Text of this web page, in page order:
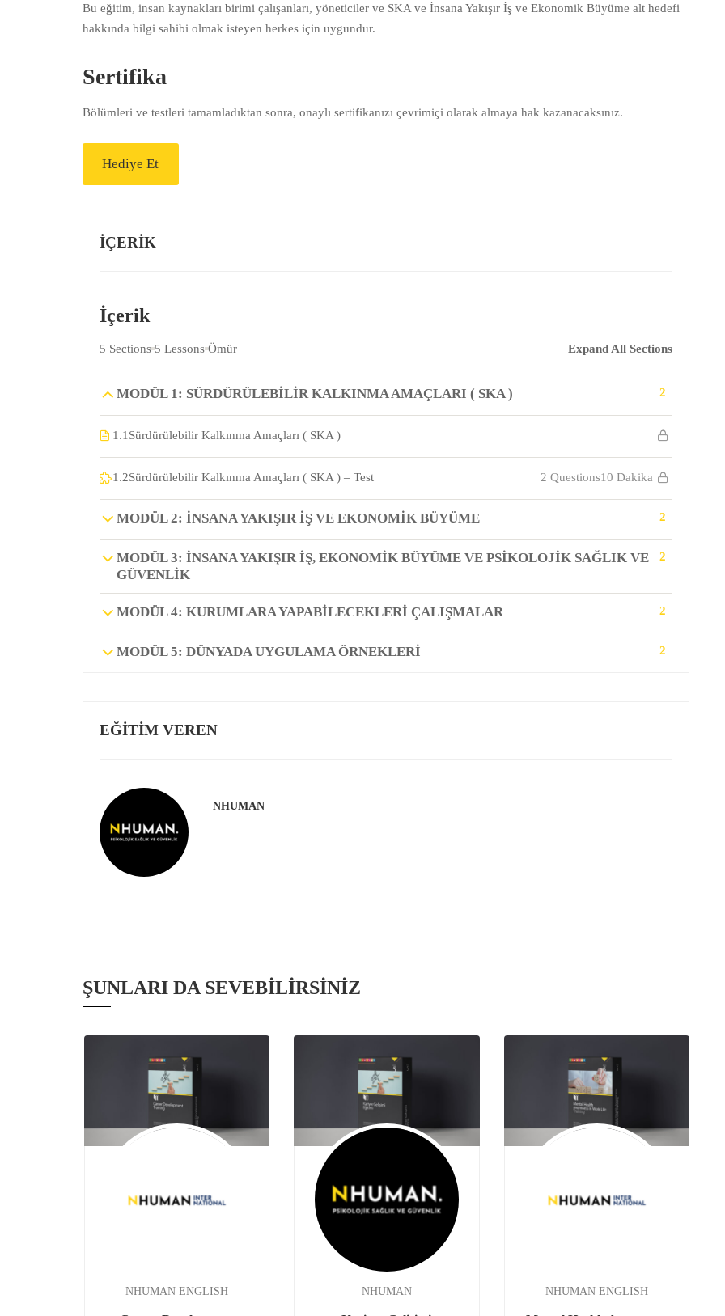
Bu eğitim, insan kaynakları birimi çalışanları, yöneticiler ve SKA ve İnsana Yakışır İş ve Ekonomik Büyüme alt hedefi
hakkında bilgi sahibi olmak isteyen herkes için uygundur.
Sertifika
Bölümleri ve testleri tamamladıktan sonra, onaylı sertifikanızı çevrimiçi olarak almaya hak kazanacaksınız.
Hediye Et
İÇERIK
İçerik
5 Sections 5 Lessons Ömür Expand All Sections
MODÜL 1: SÜRDÜRÜLEBILIR KALKINMA AMAÇLARI ( SKA ) 2
1.1 Sürdürülebilir Kalkınma Amaçları ( SKA )
1.2Sürdürülebilir Kalkınma Amaçları ( SKA ) – Test 10 Dakika
2 Questions
MODÜL 2: İNSANA YAKIŞIR İŞ VE EKONOMIK BÜYÜME 2
MODÜL 3: İNSANA YAKIŞIR İŞ, EKONOMIK BÜYÜME VE PSIKOLOJIK SAĞLIK VE
GÜVENLIK
2
MODÜL 4: KURUMLARA YAPABILECEKLERI ÇALIŞMALAR 2
MODÜL 5: DÜNYADA UYGULAMA ÖRNEKLERI 2
EĞITIM VEREN
NHUMAN
ŞUNLARI DA SEVEBILIRSINIZ
NHUMAN ENGLISH NHUMAN NHUMAN ENGLISH